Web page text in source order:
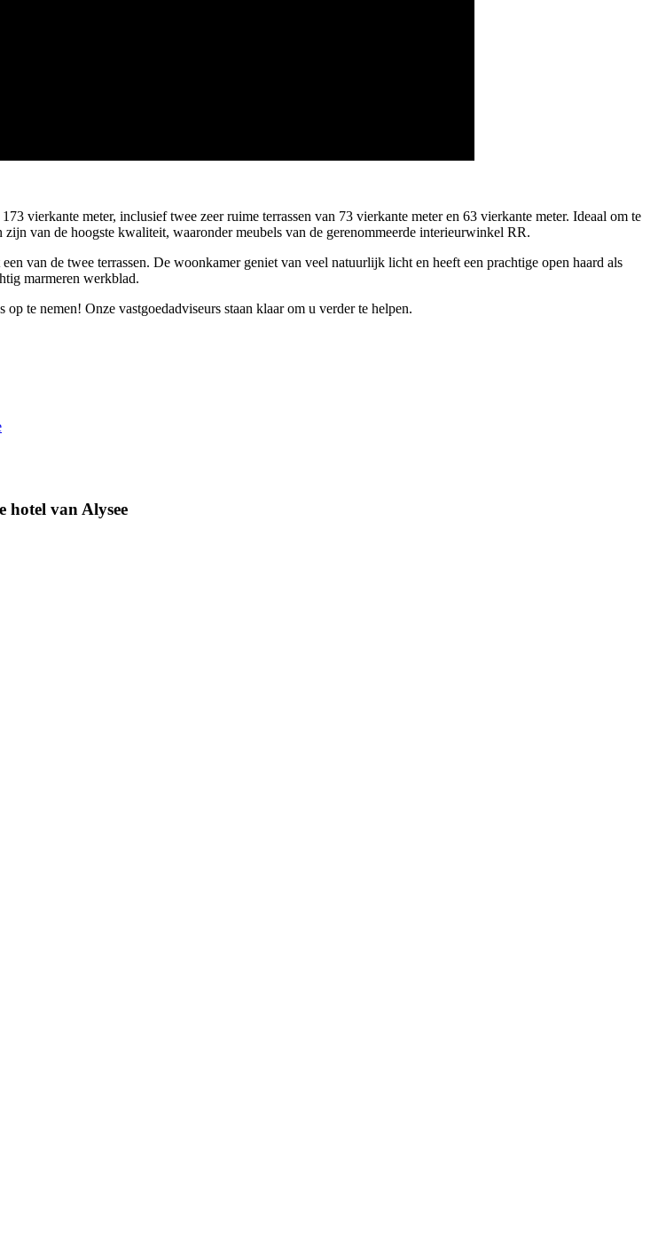
vierkante meter, inclusief twee zeer ruime terrassen van 73 vierkante meter en 63 vierkante meter. Ideaal om te
van de hoogste kwaliteit, waaronder meubels van de gerenommeerde interieurwinkel RR.
van de twee terrassen. De woonkamer geniet van veel natuurlijk licht en heeft een prachtige open haard als
marmeren werkblad.
op te nemen! Onze vastgoedadviseurs staan klaar om u verder te helpen.
hotel van Alysee